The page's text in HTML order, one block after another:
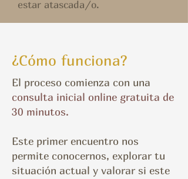
estar atascada/o.
¿Cómo funciona?
El proceso comienza con una
consulta inicial online gratuita de
30 minutos.
Este primer encuentro nos
permite conocernos, explorar tu
situación actual y valorar si este